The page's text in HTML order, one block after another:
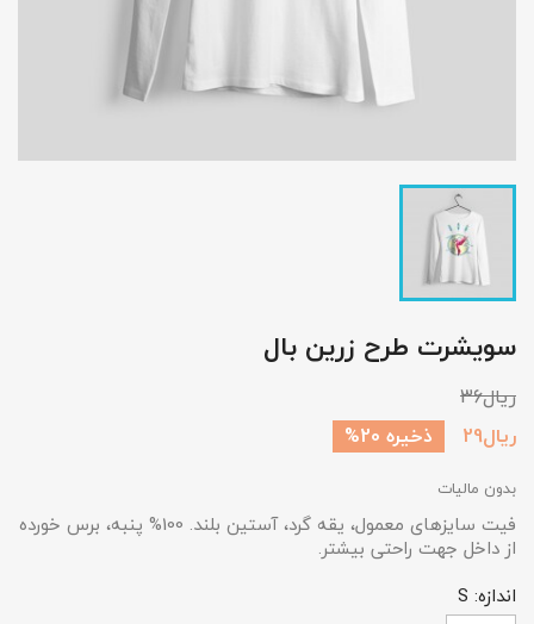
سویشرت طرح زرین بال
ذخیره 20%
بدون مالیات
فیت سایزهای معمول، یقه گرد، آستین بلند. 100% پنبه، برس خورده
از داخل جهت راحتی بیشتر.
اندازه: S